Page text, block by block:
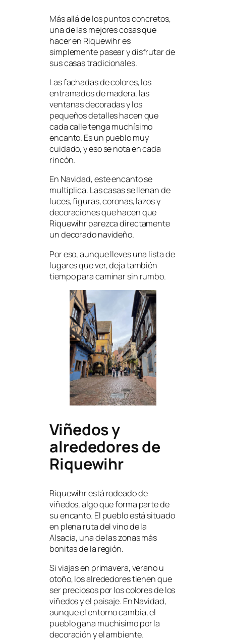
Más allá de los puntos concretos,
una de las mejores cosas que
hacer en Riquewihr es
simplemente pasear y disfrutar de
sus casas tradicionales.
Las fachadas de colores, los
entramados de madera, las
ventanas decoradas y los
pequeños detalles hacen que
cada calle tenga muchísimo
encanto. Es un pueblo muy
cuidado, y eso se nota en cada
rincón.
En Navidad, este encanto se
multiplica. Las casas se llenan de
luces, figuras, coronas, lazos y
decoraciones que hacen que
Riquewihr parezca directamente
un decorado navideño.
Por eso, aunque lleves una lista de
lugares que ver, deja también
tiempo para caminar sin rumbo.
Viñedos y
alrededores de
Riquewihr
Riquewihr está rodeado de
viñedos, algo que forma parte de
su encanto. El pueblo está situado
en plena ruta del vino de la
Alsacia, una de las zonas más
bonitas de la región.
Si viajas en primavera, verano u
otoño, los alrededores tienen que
ser preciosos por los colores de los
viñedos y el paisaje. En Navidad,
aunque el entorno cambia, el
pueblo gana muchísimo por la
decoración y el ambiente.